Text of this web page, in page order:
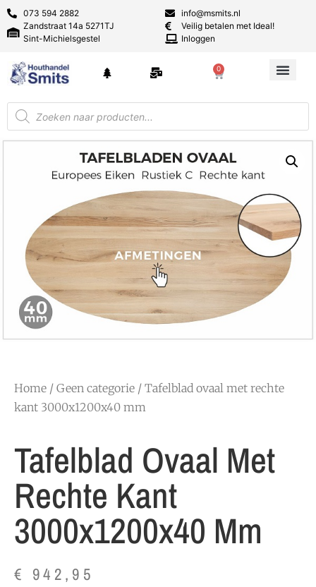
073 594 2882
Zandstraat 14a 5271TJ
Sint-Michielsgestel
info@msmits.nl
Veilig betalen met Ideal!
Inloggen
0
Home / Geen categorie / Tafelblad ovaal met rechte
kant 3000x1200x40 mm
Tafelblad Ovaal Met
Rechte Kant
3000x1200x40 Mm
€ 942,95